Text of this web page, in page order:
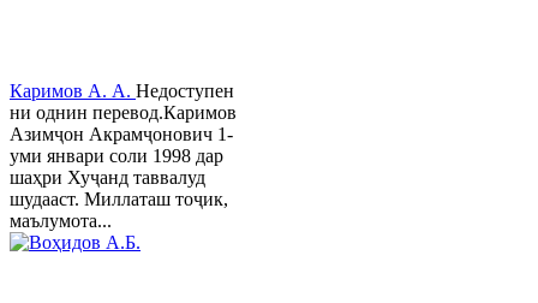
Каримов А. А. Недоступен
ни однин перевод.Каримов
Азимҷон Акрамҷонович 1-
уми январи соли 1998 дар
шаҳри Хуҷанд таввалуд
шудааст. Миллаташ тоҷик,
маълумота...